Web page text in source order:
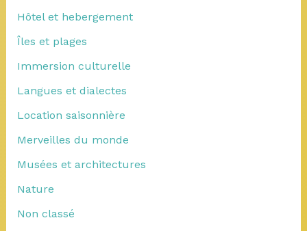
Hôtel et hebergement
Îles et plages
Immersion culturelle
Langues et dialectes
Location saisonnière
Merveilles du monde
Musées et architectures
Nature
Non classé